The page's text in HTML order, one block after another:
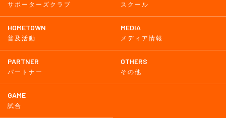
サポーターズクラブ スクール
HOMETOWN
普及活動
MEDIA
メディア情報
PARTNER
パートナー
OTHERS
その他
GAME
試合